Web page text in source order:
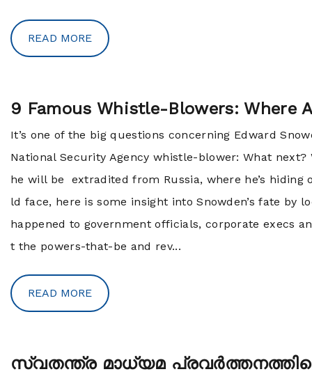
READ MORE
9 Famous Whistle-Blowers: Where
It’s one of the big questions concerning Edward
National Security Agency whistle-blower: What
he will be extradited from Russia, where he’s
ld face, here is some insight into Snowden’s fate by
happened to government officials, corporate execs
t the powers-that-be and rev...
READ MORE
സ്വതന്ത്ര മാധ്യമ